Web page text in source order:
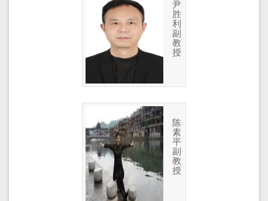
尹
胜
利
副
教
授
陈
素
平
副
教
授